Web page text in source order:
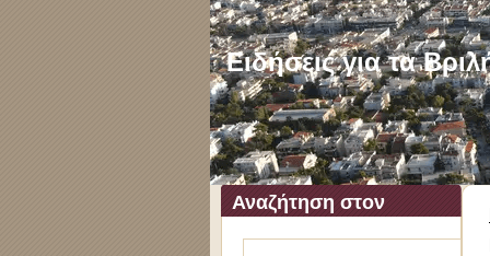
Ειδήσεις για τα
Αναζήτηση στον
ιστότοπο